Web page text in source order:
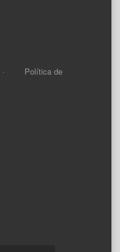
· Política de